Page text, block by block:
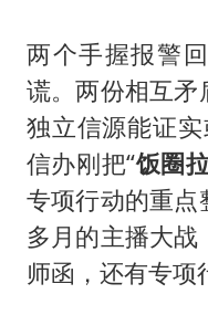
两个手握报警
谎。两份相互
独立信源能证
信办刚把“饭圈
专项行动的重点
多月的主播大
师函，还有专项